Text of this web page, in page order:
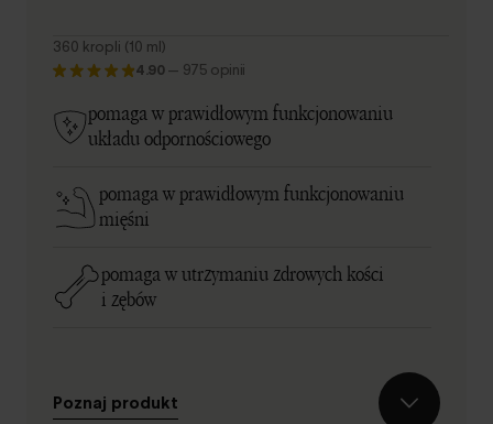
360 kropli (10 ml)
4.90— 975 opinii
pomaga w prawidłowym funkcjonowaniu
układu odpornościowego
pomaga w prawidłowym funkcjonowaniu
mięśni
pomaga w utrzymaniu zdrowych kości
i zębów
Poznaj produkt